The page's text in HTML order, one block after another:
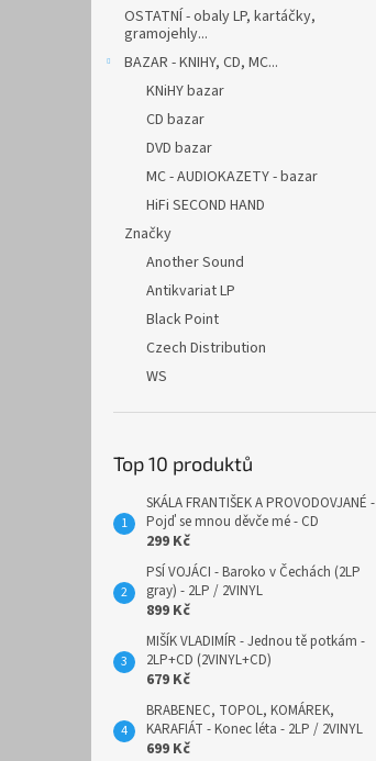
OSTATNÍ - obaly LP, kartáčky,
gramojehly...
BAZAR - KNIHY, CD, MC...
KNiHY bazar
CD bazar
DVD bazar
MC - AUDIOKAZETY - bazar
HiFi SECOND HAND
Značky
Another Sound
Antikvariat LP
Black Point
Czech Distribution
WS
Top 10 produktů
SKÁLA FRANTIŠEK A PROVODOVJANÉ -
Pojď se mnou děvče mé - CD
299 Kč
PSÍ VOJÁCI - Baroko v Čechách (2LP
gray) - 2LP / 2VINYL
899 Kč
MIŠÍK VLADIMÍR - Jednou tě potkám -
2LP+CD (2VINYL+CD)
679 Kč
BRABENEC, TOPOL, KOMÁREK,
KARAFIÁT - Konec léta - 2LP / 2VINYL
699 Kč